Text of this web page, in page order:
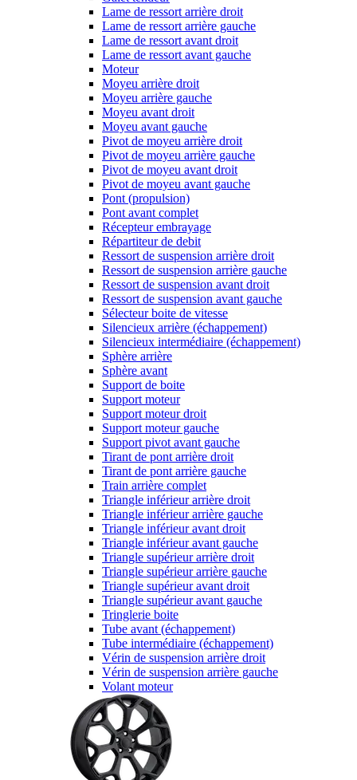
Lame de ressort arrière droit
Lame de ressort arrière gauche
Lame de ressort avant droit
Lame de ressort avant gauche
Moteur
Moyeu arrière droit
Moyeu arrière gauche
Moyeu avant droit
Moyeu avant gauche
Pivot de moyeu arrière droit
Pivot de moyeu arrière gauche
Pivot de moyeu avant droit
Pivot de moyeu avant gauche
Pont (propulsion)
Pont avant complet
Récepteur embrayage
Répartiteur de debit
Ressort de suspension arrière droit
Ressort de suspension arrière gauche
Ressort de suspension avant droit
Ressort de suspension avant gauche
Sélecteur boite de vitesse
Silencieux arrière (échappement)
Silencieux intermédiaire (échappement)
Sphère arrière
Sphère avant
Support de boite
Support moteur
Support moteur droit
Support moteur gauche
Support pivot avant gauche
Tirant de pont arrière droit
Tirant de pont arrière gauche
Train arrière complet
Triangle inférieur arrière droit
Triangle inférieur arrière gauche
Triangle inférieur avant droit
Triangle inférieur avant gauche
Triangle supérieur arrière droit
Triangle supérieur arrière gauche
Triangle supérieur avant droit
Triangle supérieur avant gauche
Tringlerie boite
Tube avant (échappement)
Tube intermédiaire (échappement)
Vérin de suspension arrière droit
Vérin de suspension arrière gauche
Volant moteur